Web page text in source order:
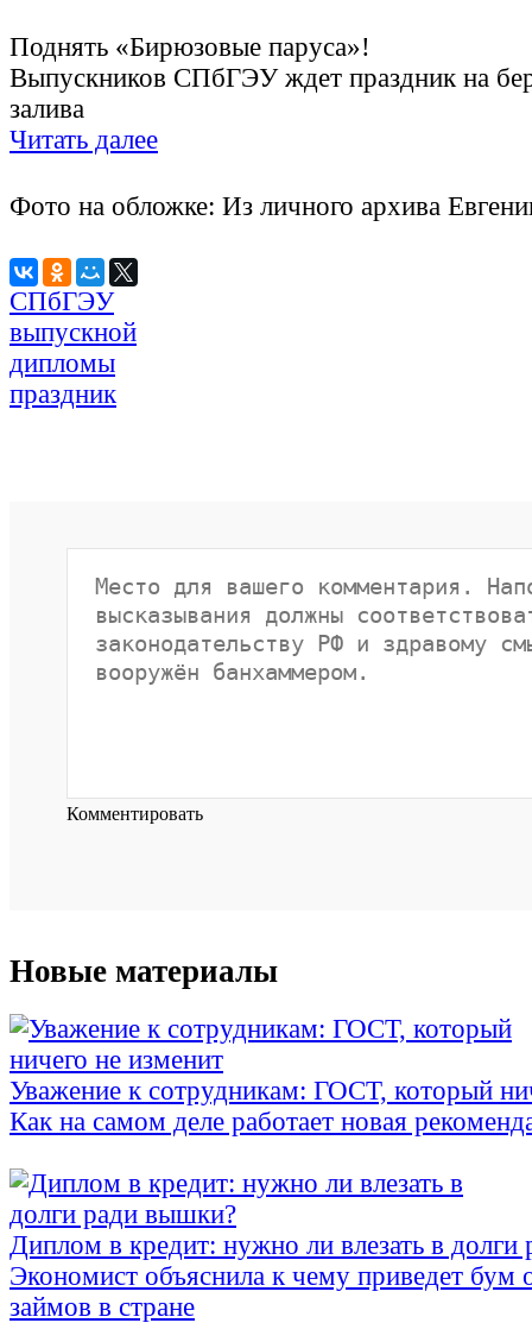
Поднять «Бирюзовые паруса»!
Выпускников СПбГЭУ ждет праздник на
залива
Читать далее
Фото на обложке: Из личного архива
СПбГЭУ
выпускной
дипломы
праздник
Комментировать
Новые материалы
Уважение к сотрудникам: ГОСТ, который
Как на самом деле работает новая
Диплом в кредит: нужно ли влезать в
Экономист объяснила к чему приведет бум
займов в стране